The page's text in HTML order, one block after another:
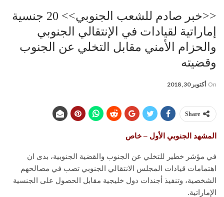
<<خبر صادم للشعب الجنوبي>> 20 جنسية
إماراتية لقيادات في الإنتقالي الجنوبي
والحزام الأمني مقابل التخلي عن الجنوب
وقضيته
On أكتوبر 30, 2018
Share
المشهد الجنوبي الأول – خاص
في مؤشر خطير للتخلي عن الجنوب والقضية الجنوبية، بدى ان
اهتمامات قيادات المجلس الانتقالي الجنوبي تصب في مصالحهم
الشخصية، وتنفيذ أجندات دول خليجية مقابل الحصول على الجنسية
الإماراتية.